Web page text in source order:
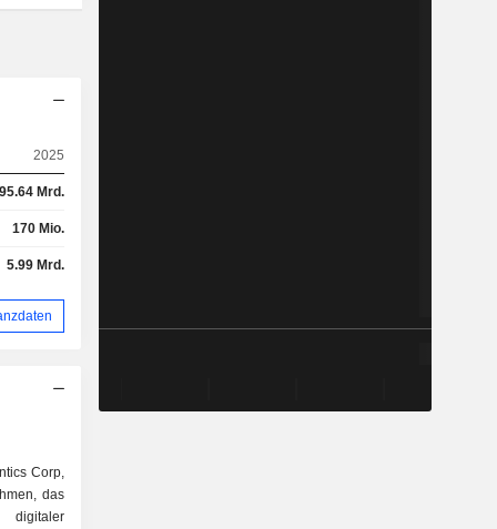
2025
95.64 Mrd.
170 Mio.
5.99 Mrd.
Corp,
das
digitaler